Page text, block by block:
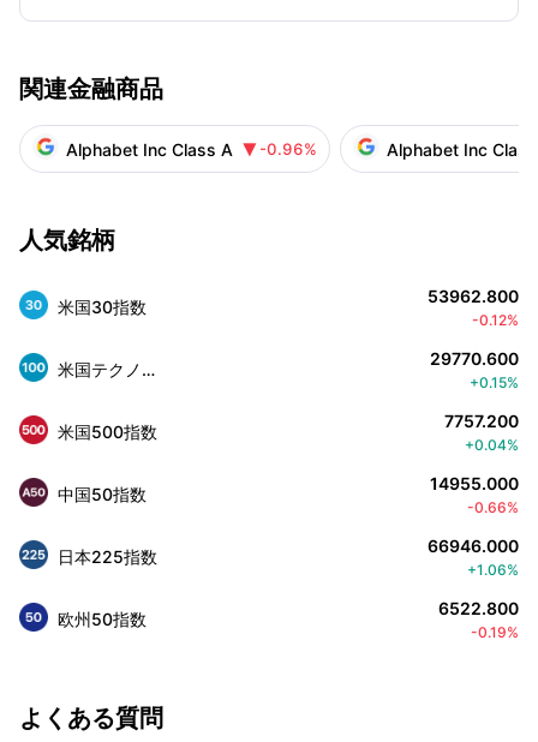
関連金融商品
Alphabet Inc Class A  -0.96% Alphabet Inc
人気銘柄
米国30指数 53962.800
-0.12%
米国テクノロジー株100指数 29770.600
+0.15%
米国500指数 7757.200
+0.04%
中国50指数 14955.000
-0.66%
日本225指数 66946.000
+1.06%
欧州50指数 6522.800
-0.19%
よくある質問